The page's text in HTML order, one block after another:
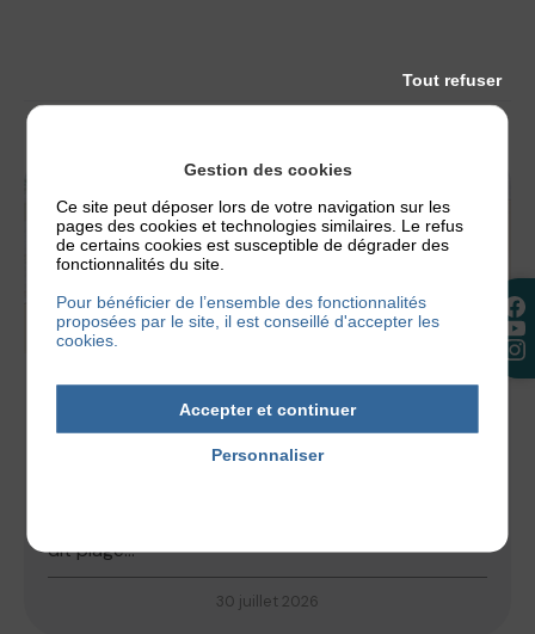
ECZÉMA ET PLAGE, PEUT-ON PARTIR EN
VACANCES AU BORD DE LA MER ?
dit plage...
30 juillet 2026
Gestion des cookies
Ce site peut déposer lors de votre navigation sur les
pages des cookies et technologies similaires. Le refus
de certains cookies est susceptible de dégrader des
fonctionnalités du site.
Pour bénéficier de l’ensemble des fonctionnalités
proposées par le site, il est conseillé d'accepter les
cookies.
Accepter et continuer
Tout refuser
Personnaliser